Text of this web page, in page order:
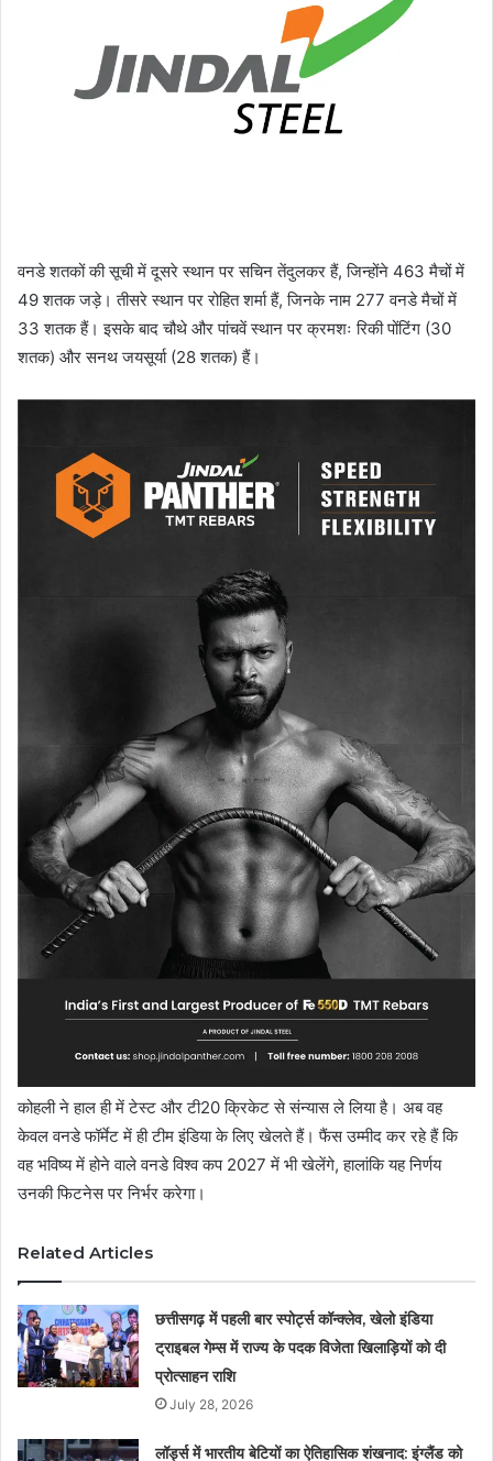
वनडे शतकों की सूची में दूसरे स्थान पर सचिन तेंदुलकर हैं, जिन्होंने 463 मैचों में
49 शतक जड़े। तीसरे स्थान पर रोहित शर्मा हैं, जिनके नाम 277 वनडे मैचों में
33 शतक हैं। इसके बाद चौथे और पांचवें स्थान पर क्रमशः रिकी पोंटिंग (30
शतक) और सनथ जयसूर्या (28 शतक) हैं।
कोहली ने हाल ही में टेस्ट और टी20 क्रिकेट से संन्यास ले लिया है। अब वह
केवल वनडे फॉर्मेट में ही टीम इंडिया के लिए खेलते हैं। फैंस उम्मीद कर रहे हैं कि
वह भविष्य में होने वाले वनडे विश्व कप 2027 में भी खेलेंगे, हालांकि यह निर्णय
उनकी फिटनेस पर निर्भर करेगा।
Related Articles
छत्तीसगढ़ में पहली बार स्पोर्ट्स कॉन्क्लेव, खेलो इंडिया
ट्राइबल गेम्स में राज्य के पदक विजेता खिलाड़ियों को दी
प्रोत्साहन राशि
July 28, 2026
लॉर्ड्स में भारतीय बेटियों का ऐतिहासिक शंखनाद: इंग्लैंड को